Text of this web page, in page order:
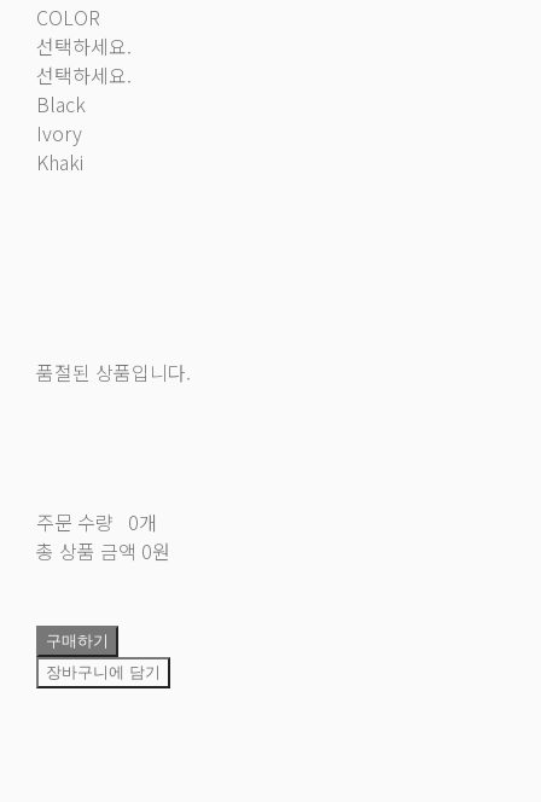
COLOR
선택하세요.
선택하세요.
Black
Ivory
Khaki
품절된 상품입니다.
주문 수량 0개
총 상품 금액 0원
구매하기
장바구니에 담기